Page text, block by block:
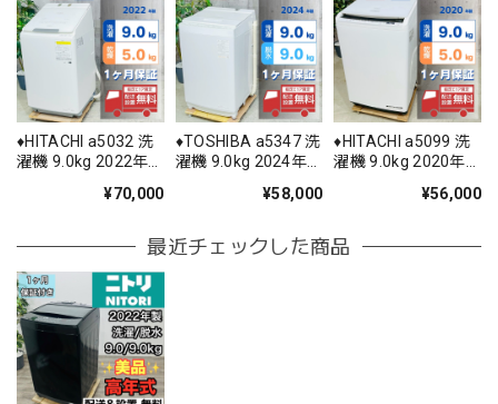
♦️HITACHI a5032 洗
濯機 9.0kg 2022年
¥70,000
♦️TOSHIBA a5347 洗
濯機 9.0kg 2024年
¥58,000
♦️HITACHI a5099 洗
濯機 9.0kg 2020年
¥56,000
最近チェックした商品